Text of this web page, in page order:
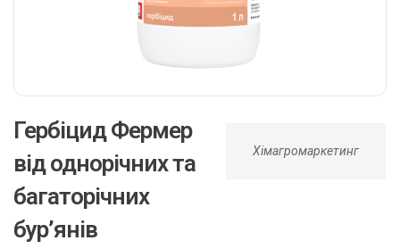
Хімагромаркетинг
Гербіцид Фермер
від однорічних та
багаторічних
бур’янів